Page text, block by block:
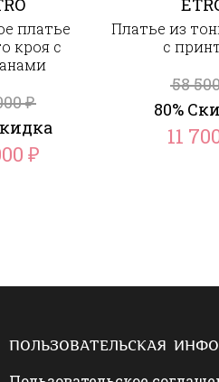
платье
кроя с
₽
₽
Платье из
с
58
80%
11
ПОЛЬЗОВАТЕЛЬСКАЯ